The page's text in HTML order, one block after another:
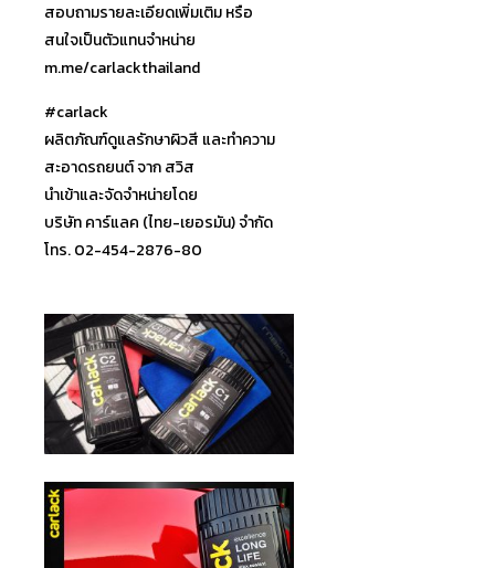
สอบถามรายละเอียดเพิ่มเติม หรือ
สนใจเป็นตัวแทนจำหน่าย
m.me/carlackthailand
#carlack
ผลิตภัณฑ์ดูแลรักษาผิวสี และทำความ
สะอาดรถยนต์ จาก สวิส
นำเข้าและจัดจำหน่ายโดย
บริษัท คาร์แลค (ไทย-เยอรมัน) จำกัด
โทร. 02-454-2876-80